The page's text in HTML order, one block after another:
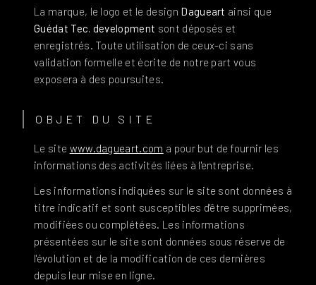
La marque, le logo et le design Dagueart ainsi que
Guédat Tec. development sont déposés et
enregistrés. Toute utilisation de ceux-ci sans
validation formelle et écrite de notre part vous
exposera à des poursuites.
OBJET DU SITE
Le site www.dagueart.com a pour but de fournir les
informations des activités liées à l'entreprise.
Les informations indiquées sur le site sont données à
titre indicatif et sont susceptibles d'être supprimées,
modifiées ou complétées. Les informations
présentées sur le site sont données sous réserve de
l'évolution et de la modification de ces dernières
depuis leur mise en ligne.